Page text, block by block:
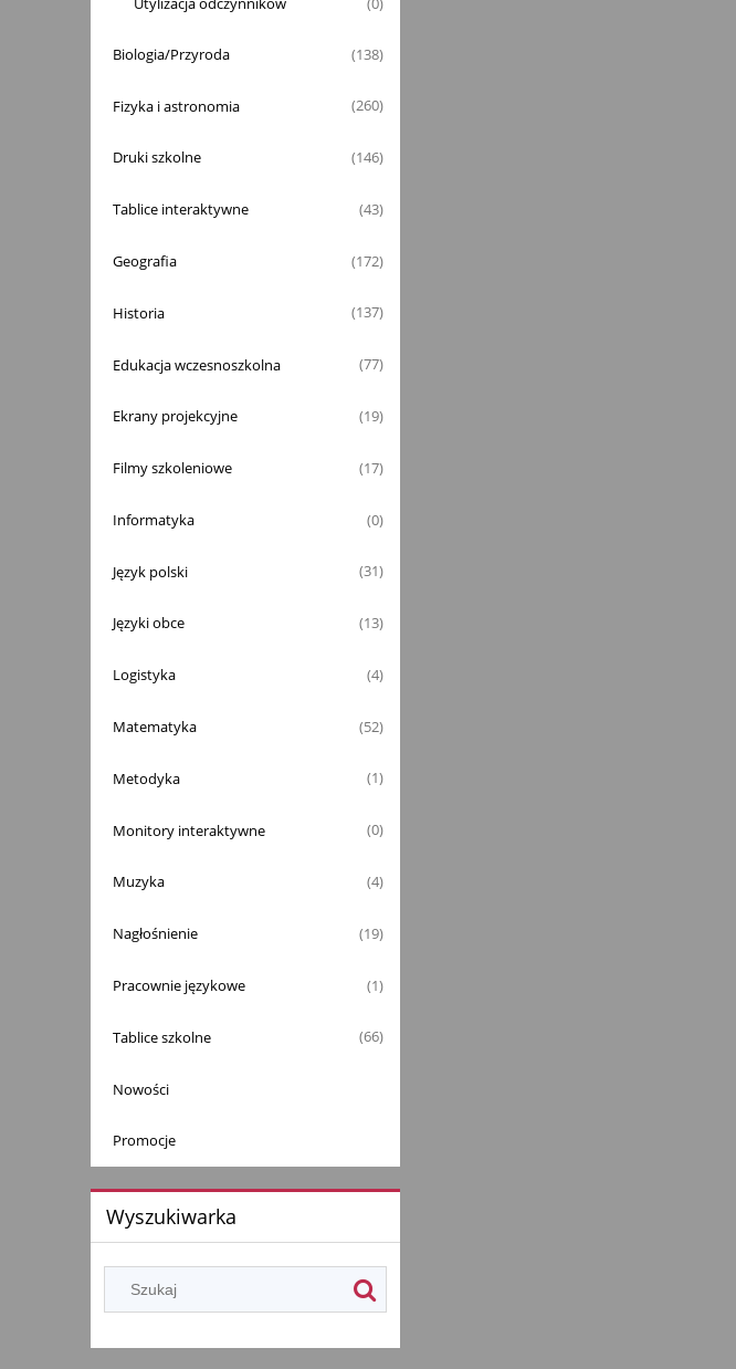
Biologia/Przyroda (138)
Fizyka i astronomia (260)
Druki szkolne (146)
Tablice interaktywne (43)
Geografia (172)
Historia (137)
Edukacja wczesnoszkolna (77)
Ekrany projekcyjne (19)
Filmy szkoleniowe (17)
Informatyka (0)
Język polski (31)
Języki obce (13)
Logistyka (4)
Matematyka (52)
Metodyka (1)
Monitory interaktywne (0)
Muzyka (4)
Nagłośnienie (19)
Pracownie językowe (1)
Tablice szkolne (66)
Nowości
Promocje
Wyszukiwarka